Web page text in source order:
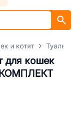
и котят Туалеты
для кошек
КОМПЛЕКТ